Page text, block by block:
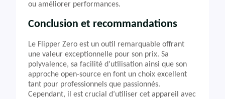
ou améliorer performances.
Conclusion et recommandations
Le Flipper Zero est un outil remarquable offrant
une valeur exceptionnelle pour son prix. Sa
polyvalence, sa facilité d’utilisation ainsi que son
approche open-source en font un choix excellent
tant pour professionnels que passionnés.
Cependant, il est crucial d’utiliser cet appareil avec